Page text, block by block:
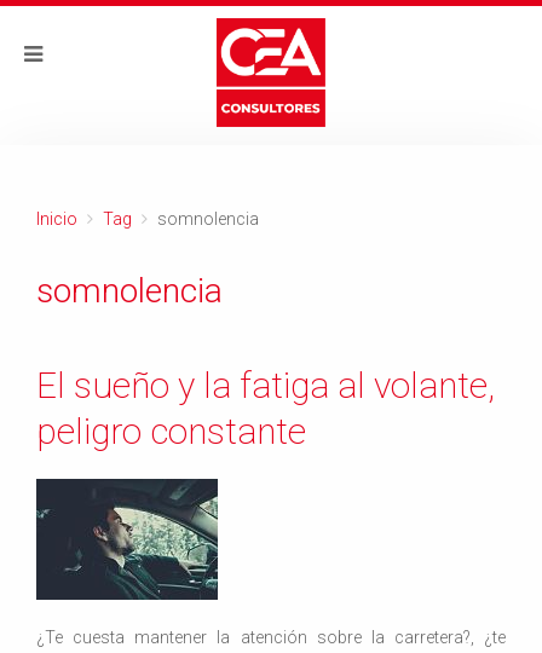
Inicio Tag somnolencia
somnolencia
El sueño y la fatiga al volante,
peligro constante
¿Te cuesta mantener la atención sobre la carretera?, ¿te